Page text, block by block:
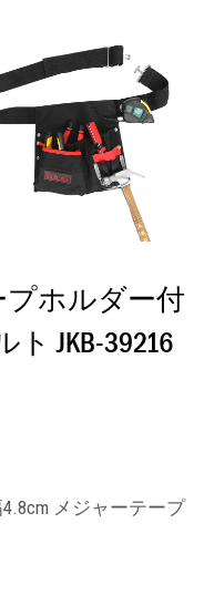
ホルダー付
JKB-39216
メジャーテープ